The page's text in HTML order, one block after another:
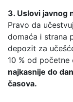
3. Uslovi javnog
Pravo da
domaća i strana
depozit za
10 % od
najkasnije do
časova.